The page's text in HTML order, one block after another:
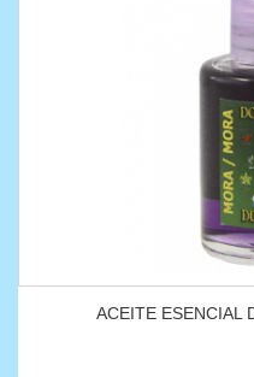
ACEITE ESENCIAL